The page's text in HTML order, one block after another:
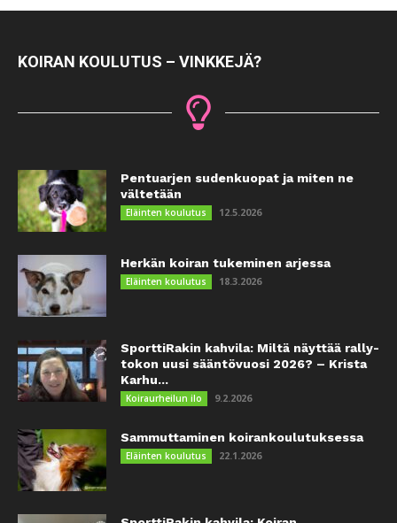
KOIRAN KOULUTUS – VINKKEJÄ?
Pentuarjen sudenkuopat ja miten ne
vältetään
Eläinten koulutus 12.5.2026
Herkän koiran tukeminen arjessa
Eläinten koulutus 18.3.2026
SporttiRakin kahvila: Miltä näyttää rally-
tokon uusi sääntövuosi 2026? – Krista
Karhu...
Koiraurheilun ilo 9.2.2026
Sammuttaminen koirankoulutuksessa
Eläinten koulutus 22.1.2026